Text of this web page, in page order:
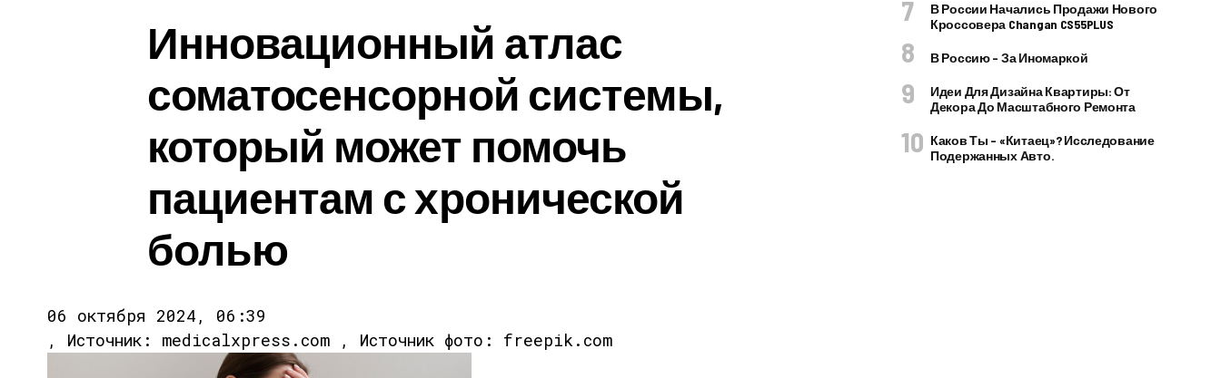
Инновационный атлас
соматосенсорной системы,
который может помочь
пациентам с хронической
болью
06 октября 2024, 06:39
, Источник: medicalxpress.com , Источник фото: freepik.com
В России Начались Продажи Нового
Кроссовера Changan CS55PLUS
В Россию – За Иномаркой
Идеи Для Дизайна Квартиры: От
Декора До Масштабного Ремонта
Каков Ты – «китаец»? Исследование
Подержанных Авто.